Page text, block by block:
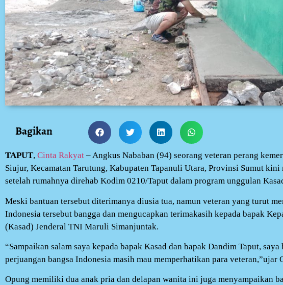
Bagikan
TAPUT, Cinta Rakyat – Angkus Nababan (94) seorang veteran perang
Siujur, Kecamatan Tarutung, Kabupaten Tapanuli Utara, Provinsi Sumut
setelah rumahnya direhab Kodim 0210/Taput dalam program unggulan
Meski bantuan tersebut diterimanya diusia tua, namun veteran yang turut
Indonesia tersebut bangga dan mengucapkan terimakasih kepada bapak
(Kasad) Jenderal TNI Maruli Simanjuntak.
“Sampaikan salam saya kepada bapak Kasad dan bapak Dandim Taput, saya
perjuangan bangsa Indonesia masih mau memperhatikan para
Opung memiliki dua anak pria dan delapan wanita ini juga menyampaikan